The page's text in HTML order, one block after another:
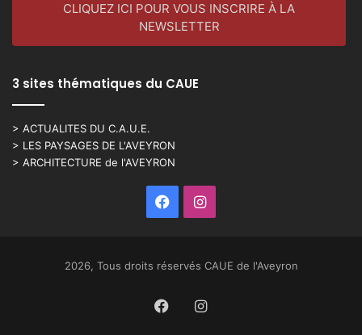
CLIQUEZ ICI POUR VOUS INSCRIRE À LA
NEWSLETTER
3 sites thématiques du CAUE
> ACTUALITES DU C.A.U.E.
> LES PAYSAGES DE L'AVEYRON
> ARCHITECTURE de l'AVEYRON
FacebookInstagram
2026, Tous droits réservés CAUE de l'Aveyron
FacebookInstagram